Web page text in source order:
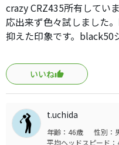
crazy CRZ435所有してい
応出来ず色々試しました
抑えた印象です。black50
は最高です。過去最大飛
ん。当モデルの良い点は
い、ヒールでスライス、
づらくマネジメントが楽
んで来ます。当分はこれを
いいね
t.uchida
年齢：46歳 性別：
平均ヘッドスピード